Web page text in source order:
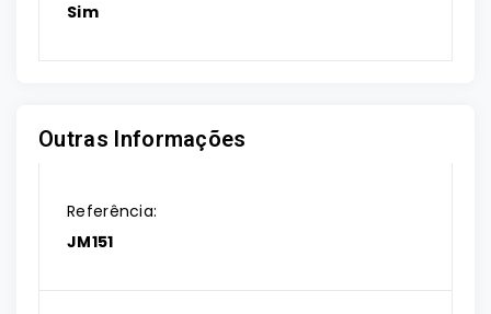
Sim
Outras Informações
Referência:
JM151